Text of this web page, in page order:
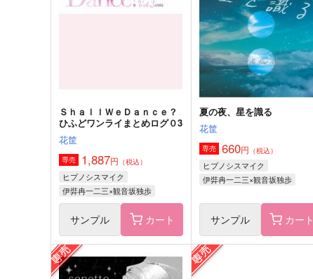
629 715円 （税込）
神宮寺寂雷×飴村乱数
サンプル 作品詳細
ＳｈａｌｌＷｅＤａｎｃｅ？
ひふどワンライまとめログ０3
花筐
専売 1,887円 （税込）
ヒプノシスマイク
伊弉冉一二三×観音坂独歩
サンプル カート
夏の夜、星を識る
花筐
専売 660円 （税込）
ヒプノシスマイク
伊弉冉一二三×観音坂独歩
サンプル カート